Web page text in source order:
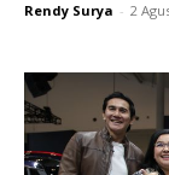
Rendy Surya - 2